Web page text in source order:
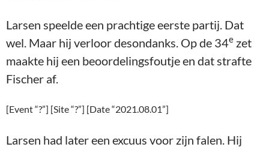
Larsen speelde een prachtige eerste partij. Dat
wel. Maar hij verloor desondanks. Op de 34e zet
maakte hij een beoordelingsfoutje en dat strafte
Fischer af.
[Event “?”] [Site “?”] [Date “2021.08.01”]
Larsen had later een excuus voor zijn falen. Hij